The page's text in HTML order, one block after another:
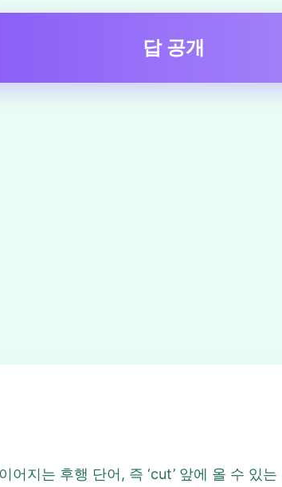
답 공개
어지는 후행 단어, 즉 ‘cut’ 앞에 올 수 있